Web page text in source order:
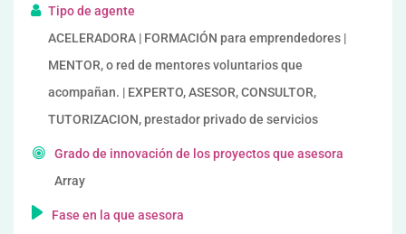
Tipo de agente
ACELERADORA | FORMACIÓN para emprendedores |
MENTOR, o red de mentores voluntarios que
acompañan. | EXPERTO, ASESOR, CONSULTOR,
TUTORIZACION, prestador privado de servicios
Grado de innovación de los proyectos que asesora
Array
Fase en la que asesora